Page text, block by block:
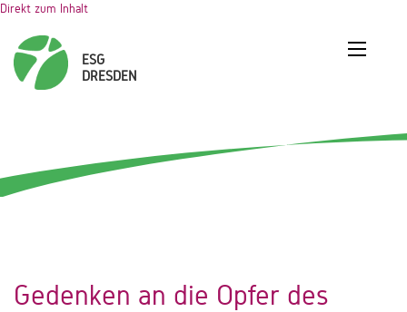
Direkt zum Inhalt
Gedenken an die Opfer des